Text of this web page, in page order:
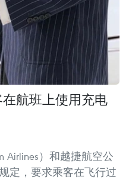
航班上使用充电
Airlines）和越捷航空公
定，要求乘客在飞行过